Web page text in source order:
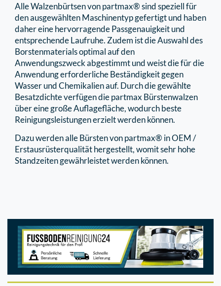
Alle Walzenbürtsen von partmax® sind speziell für
den ausgewählten Maschinentyp gefertigt und haben
daher eine hervorragende Passgenauigkeit und
entsprechende Laufruhe. Zudem ist die Auswahl des
Borstenmaterials optimal auf den
Anwendungszweck abgestimmt und weist die für die
Anwendung erforderliche Beständigkeit gegen
Wasser und Chemikalien auf. Durch die gewählte
Besatzdichte verfügen die partmax Bürstenwalzen
über eine große Auflagefläche, wodurch beste
Reinigungsleistungen erzielt werden können.
Dazu werden alle Bürsten von partmax® in OEM /
Erstausrüsterqualität hergestellt, womit sehr hohe
Standzeiten gewährleistet werden können.